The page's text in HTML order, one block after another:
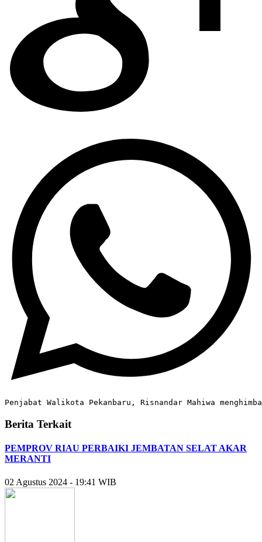
Penjabat Walikota Pekanbaru, Risnandar Mahiwa
Berita Terkait
PEMPROV RIAU PERBAIKI JEMBATAN SELAT AKAR
MERANTI
02 Agustus 2024 - 19:41 WIB